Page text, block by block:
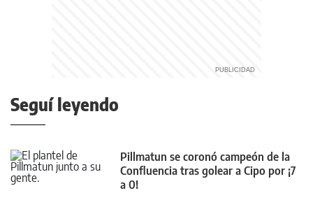
Seguí leyendo
Pillmatun se coronó campeón de la
Confluencia tras golear a Cipo por ¡7
a 0!